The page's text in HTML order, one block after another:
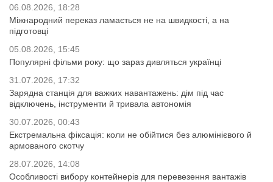
06.08.2026, 18:28
Міжнародний переказ ламається не на швидкості, а на
підготовці
05.08.2026, 15:45
Популярні фільми року: що зараз дивляться українці
31.07.2026, 17:32
Зарядна станція для важких навантажень: дім під час
відключень, інструменти й тривала автономія
30.07.2026, 00:43
Екстремальна фіксація: коли не обійтися без алюмінієвого й
армованого скотчу
28.07.2026, 14:08
Особливості вибору контейнерів для перевезення вантажів